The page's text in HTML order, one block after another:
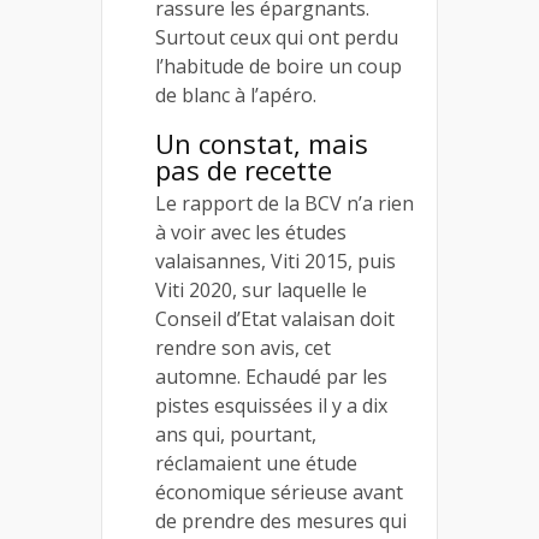
rassure les épargnants.
Surtout ceux qui ont perdu
l’habitude de boire un coup
de blanc à l’apéro.
Un constat, mais
pas de recette
Le rapport de la BCV n’a rien
à voir avec les études
valaisannes, Viti 2015, puis
Viti 2020, sur laquelle le
Conseil d’Etat valaisan doit
rendre son avis, cet
automne. Echaudé par les
pistes esquissées il y a dix
ans qui, pourtant,
réclamaient une étude
économique sérieuse avant
de prendre des mesures qui